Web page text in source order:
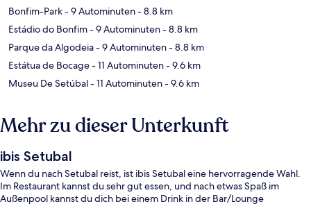
Bonfim-Park- 9 Autominuten- 8.8 km
Estádio do Bonfim- 9 Autominuten- 8.8 km
Parque da Algodeia- 9 Autominuten- 8.8 km
Estátua de Bocage- 11 Autominuten- 9.6 km
Museu De Setúbal- 11 Autominuten- 9.6 km
Mehr zu dieser Unterkunft
ibis Setubal
Wenn du nach Setubal reist, ist ibis Setubal eine hervorragende Wahl.
Im Restaurant kannst du sehr gut essen, und nach etwas Spaß im
Außenpool kannst du dich bei einem Drink in der Bar/Lounge